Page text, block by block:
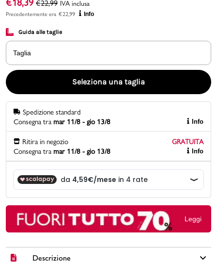
Promo & News
contatti
Gift card
€22,99 IVA inclusa
Precedentemente era €22,99 Info
Guida alle taglie
Taglia
Seleziona una taglia
Spedizione standard
Consegna tra mar 11/8 - gio 13/8 Info
Ritira in negozio
GRATUITA
Consegna tra mar 11/8 - gio 13/8 Info
Leggi
Descrizione